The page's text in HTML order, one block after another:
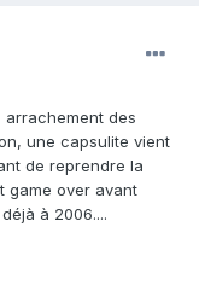
des
une capsulite vient
de reprendre la
game over avant
à 2006....